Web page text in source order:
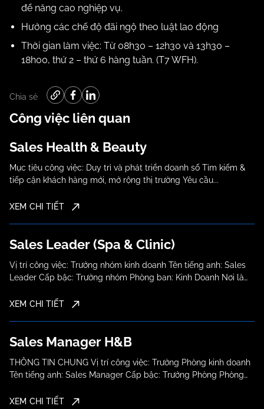
Chia sẻ
để năng cao nghiệp vụ.
Hưởng các chế độ đãi ngộ theo luật lao động
Thời gian làm việc: Từ 08h30 – 12h30 và 13h30 –
18h00, thứ 2 – thứ 6 hàng tuần. (T7 WFH).
Công việc liên quan
Sales Health & Beauty
Mục tiêu công việc: Duy trì và phát triển doanh số Tìm kiếm &
tiếp cận khách hàng mới, mở rộng thị trường Yêu cầu...
XEM CHI TIẾT
Sales Leader (Spa & Clinic)
Vị trí công việc: Trưởng nhóm kinh doanh Tên tiếng anh: Sales
Leader Cấp bậc: Trưởng nhóm Phòng ban: Kinh Doanh Nơi làm
XEM CHI TIẾT
Sales Manager H&B
THÔNG TIN CHUNG Vị trí công việc: Trưởng Phòng kinh doanh
Tên tiếng anh: Sales Manager Cấp bậc: Trưởng Phòng Phòng
XEM CHI TIẾT